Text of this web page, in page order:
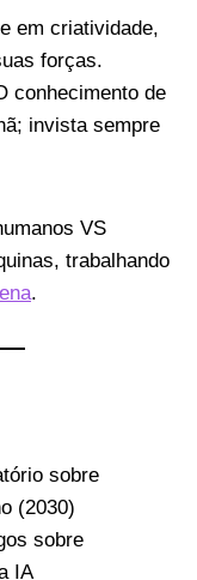
em criatividade,
forças.
conhecimento de
invista sempre
VS
trabalhando
.
sobre
(2030)
sobre
IA